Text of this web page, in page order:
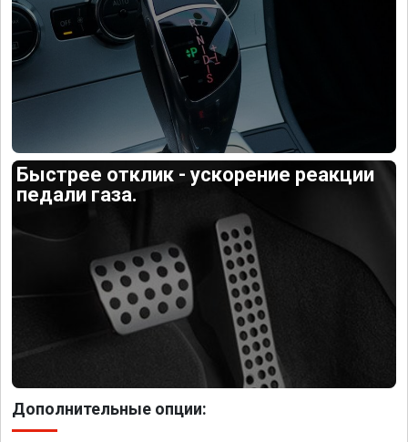
Быстрее отклик - ускорение реакции
педали газа.
Дополнительные опции: